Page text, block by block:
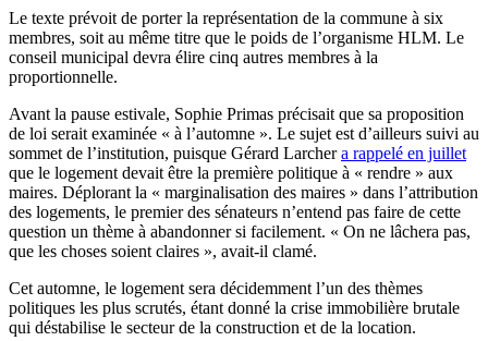
Le texte prévoit de porter la représentation de la commune à six
membres, soit au même titre que le poids de l’organisme HLM. Le
conseil municipal devra élire cinq autres membres à la
proportionnelle.
Avant la pause estivale, Sophie Primas précisait que sa proposition
de loi serait examinée « à l’automne ». Le sujet est d’ailleurs suivi au
sommet de l’institution, puisque Gérard Larchera rappelé en juillet
que le logement devait être la première politique à « rendre » aux
maires. Déplorant la « marginalisation des maires » dans l’attribution
des logements, le premier des sénateurs n’entend pas faire de cette
question un thème à abandonner si facilement. « On ne lâchera pas,
que les choses soient claires », avait-il clamé.
Cet automne, le logement sera décidemment l’un des thèmes
politiques les plus scrutés, étant donné la crise immobilière brutale
qui déstabilise le secteur de la construction et de la location.